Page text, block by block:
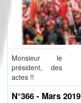
Monsieur le
président, des
actes !!
N°366 - Mars 2019